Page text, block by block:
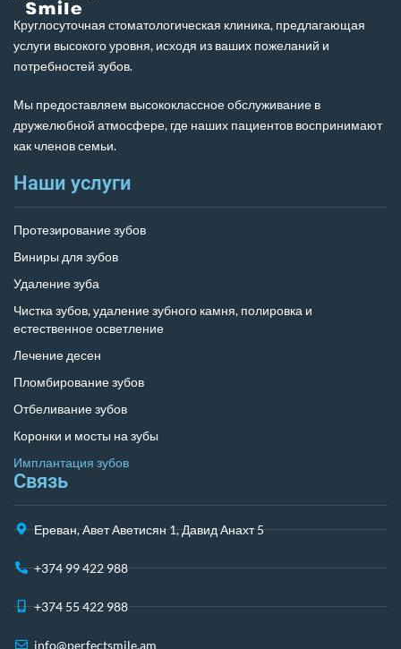
Круглосуточная стоматологическая клиника, предлагающая
услуги высокого уровня, исходя из ваших пожеланий и
потребностей зубов.
Мы предоставляем высококлассное обслуживание в
дружелюбной атмосфере, где наших пациентов воспринимают
как членов семьи.
Наши услуги
Протезирование зубов
Виниры для зубов
Удаление зуба
Чистка зубов, удаление зубного камня, полировка и
естественное осветление
Лечение десен
Пломбирование зубов
Отбеливание зубов
Коронки и мосты на зубы
Имплантация зубов
Связь
Ереван, Авет Аветисян 1, Давид Анахт 5
+374 99 422 988
+374 55 422 988
info@perfectsmile.am